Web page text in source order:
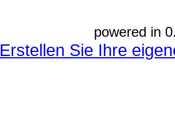
powered in
Erstellen Sie Ihre